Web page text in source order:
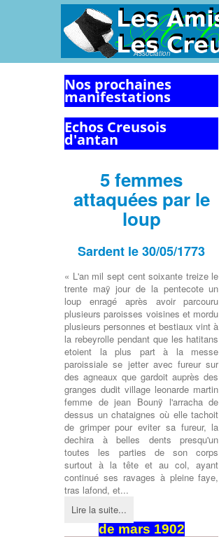
Association
Nos prochaines
manifestations
Echos Creusois
d'antan
5 femmes
attaquées par le
loup
Sardent le 30/05/1773
« L'an mil sept cent soixante treize le
trente maÿ jour de la pentecote un
loup enragé après avoir parcouru
plusieurs paroisses voisines et mordu
plusieurs personnes et bestiaux vint à
la rebeyrolle pendant que les hatitans
etoient la plus part à la messe
paroissiale se jetter avec fureur sur
des agneaux que gardoit auprès des
granges dudit village leonarde martin
femme de jean Bounÿ l'arracha de
dessus un chataignes où elle tachoit
de grimper pour eviter sa fureur, la
dechira à belles dents presqu'un
toutes les parties de son corps
surtout à la tête et au col, ayant
continué ses ravages à pleine faye,
tras lafond, et...
Lire la suite...
de mars 1902